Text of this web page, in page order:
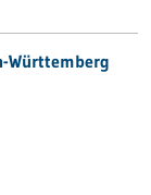
Württemberg